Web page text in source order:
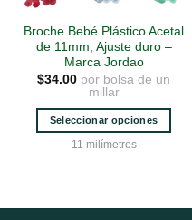
Broche Bebé Plástico Acetal
de 11mm, Ajuste duro –
Marca Jordao
$34.00 por bolsa de un
millar
Seleccionar opciones
Este
11 milímetros